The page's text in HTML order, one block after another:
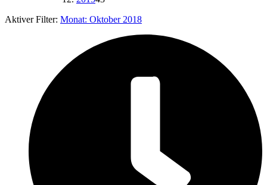
Aktiver Filter: Monat: Oktober 2018